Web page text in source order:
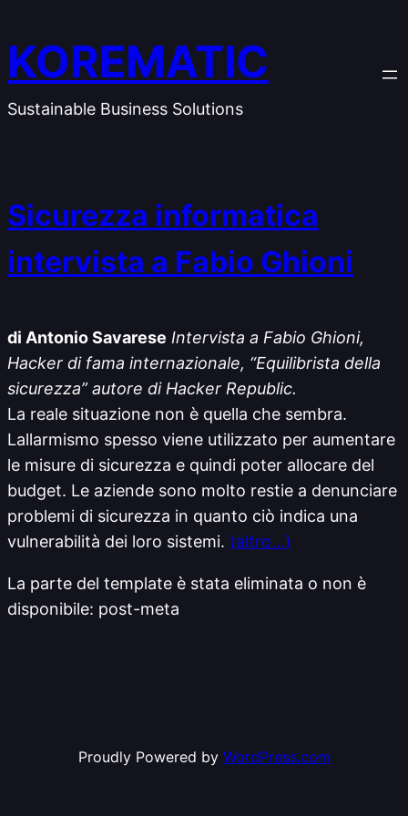
al
contenuto
KOREMATIC
Sustainable Business Solutions
Sicurezza informatica
intervista a Fabio Ghioni
di Antonio Savarese Intervista a Fabio Ghioni,
Hacker di fama internazionale, “Equilibrista della
sicurezza” autore di Hacker Republic.
La reale situazione non è quella che sembra.
Lallarmismo spesso viene utilizzato per aumentare
le misure di sicurezza e quindi poter allocare del
budget. Le aziende sono molto restie a denunciare
problemi di sicurezza in quanto ciò indica una
vulnerabilità dei loro sistemi. (altro…)
La parte del template è stata eliminata o non è
disponibile: post-meta
Proudly Powered by WordPress.com